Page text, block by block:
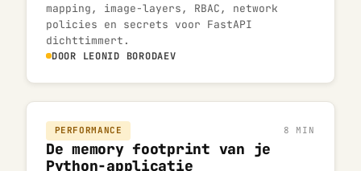
mapping, image-layers, RBAC, network
policies en secrets voor FastAPI
dichttimmert.
DOOR LEONID BORODAEV
PERFORMANCE 8 MIN
De memory footprint van je
Python-applicatie